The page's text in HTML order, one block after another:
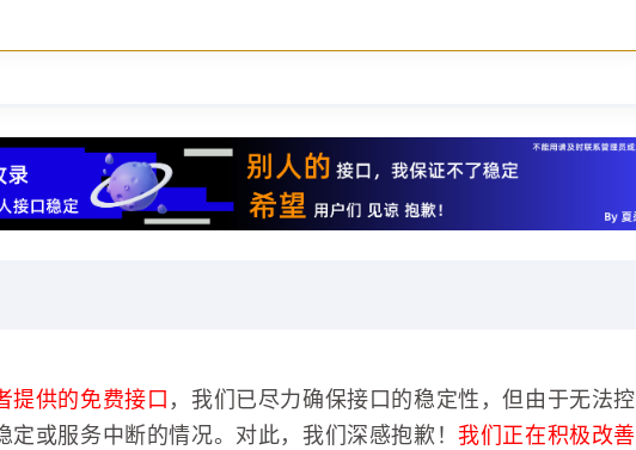
提供的免费接口 ，我们已尽力确保接口的稳定性，但由于无法控
或服务中断的情况。对此，我们深感抱歉！ 我们正在积极改善